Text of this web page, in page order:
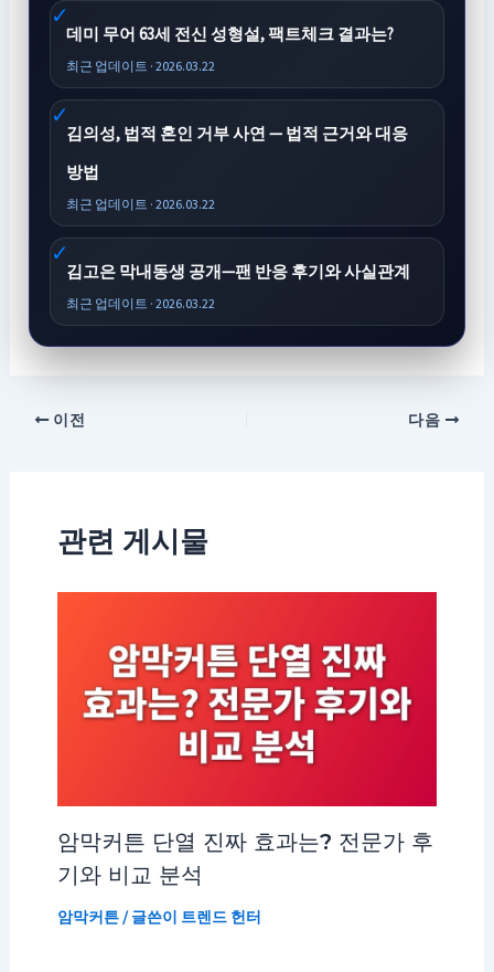
데미 무어 63세 전신 성형설, 팩트체크 결과는?
최근 업데이트 · 2026.03.22
김의성, 법적 혼인 거부 사연 — 법적 근거와 대응
방법
최근 업데이트 · 2026.03.22
김고은 막내동생 공개—팬 반응 후기와 사실관계
최근 업데이트 · 2026.03.22
이전 다음
관련 게시물
암막커튼 단열 진짜 효과는? 전문가 후
기와 비교 분석
암막커튼/ 글쓴이 트렌드 헌터